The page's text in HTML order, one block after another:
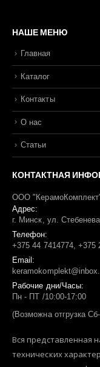
НАШЕ МЕНЮ
Главная
Каталог
Контакты
О нас
Статьи
КОНТАКТНАЯ
ООО
Адрес:
г. Минск, ул.
Телефон:
+375 44 7414774, +375
Email:
Рабочие дни/Часы:
Пн - ПТ /10:00-17:00
(Возможна отгрузка
Вся представленная
технических